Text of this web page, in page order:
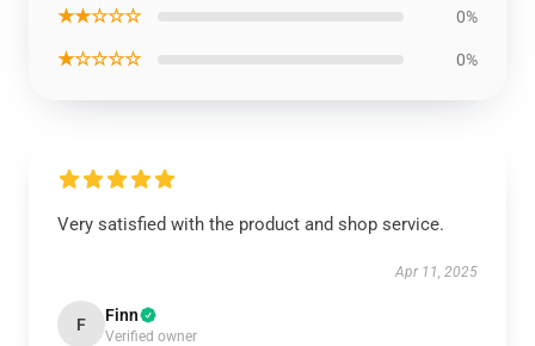
★★☆☆☆ 0%
★☆☆☆☆ 0%
Very satisfied with the product and shop service.
Apr 11, 2025
F Finn
Verified owner